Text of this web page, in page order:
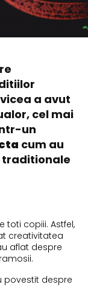
a avut
cel mai
un
cum au
traditionale
toti copiii. Astfel,
creativitatea
aflat despre
povestit despre